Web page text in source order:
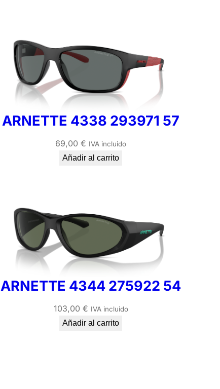
ARNETTE 4338 293971 57
69,00€ IVA incluido
Añadir al carrito
ARNETTE 4344 275922 54
103,00 € IVA incluido
Añadir al carrito